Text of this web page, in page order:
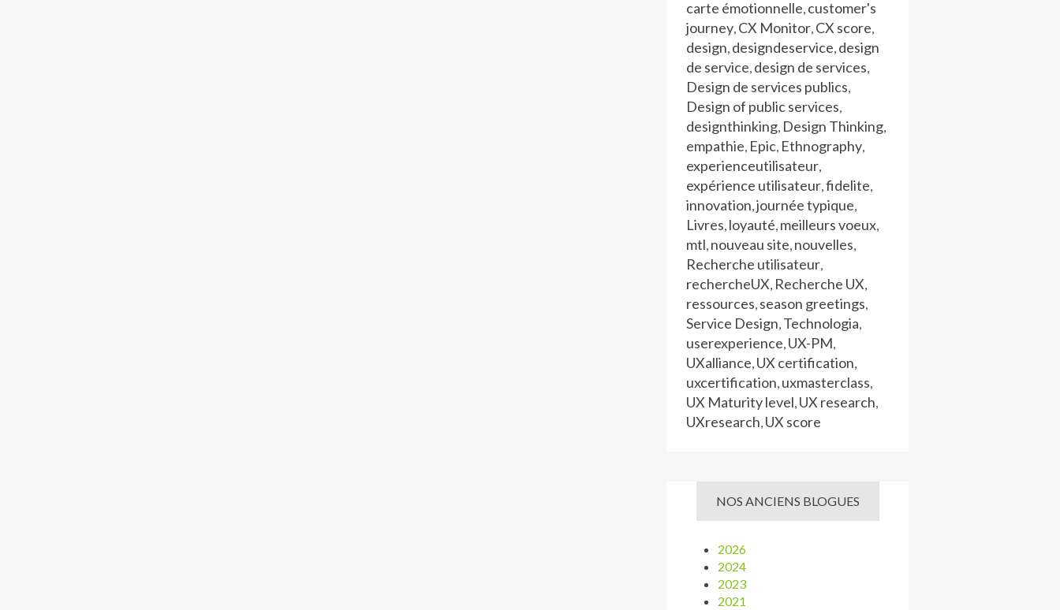
carte émotionnelle, customer's
journey, CX Monitor, CX score,
design, designdeservice, design
de service, design de services,
Design de services publics,
Design of public services,
designthinking, Design Thinking,
empathie, Epic, Ethnography,
experienceutilisateur,
expérience utilisateur,fidelite,
innovation,journée typique,
Livres, loyauté, meilleurs voeux,
mtl, nouveau site, nouvelles,
Recherche utilisateur,
rechercheUX, Recherche UX,
ressources, season greetings,
Service Design, Technologia,
userexperience, UX-PM,
UXalliance, UX certification,
uxcertification, uxmasterclass,
UX Maturity level, UX research,
UXresearch, UX score
NOS ANCIENS BLOGUES
2026
2024
2023
2021